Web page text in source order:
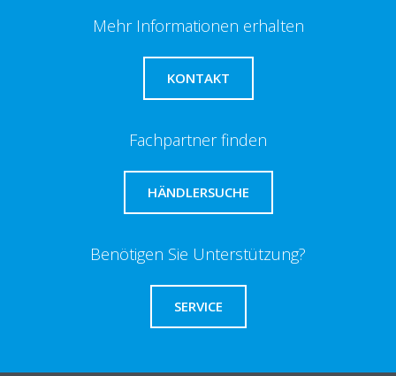
Mehr Informationen erhalten
KONTAKT
Fachpartner finden
HÄNDLERSUCHE
Benötigen Sie Unterstützung?
SERVICE